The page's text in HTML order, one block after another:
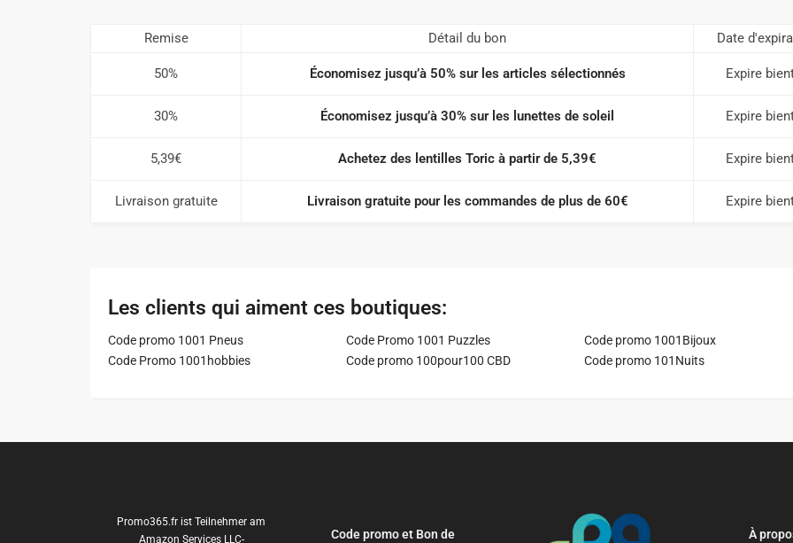
Remise Détail du bon Date
50% Économisez jusqu’à 50% sur les articles sélectionnés Expire
30% Économisez jusqu’à 30% sur les lunettes de soleil Expire
5,39€ Achetez des lentilles Toric à partir de 5,39€ Expire
Livraison gratuite Livraison gratuite pour les commandes de plus de 60€ Expire
Les clients qui aiment ces boutiques:
Code promo 1001 Pneus Code Promo 1001 Puzzles
Code promo 1001Bijoux
Code Promo 1001hobbies
Code promo 100pour100 CBD Code promo 101Nuits
Promo365.fr ist Teilnehmer am
Amazon Services LLC-
Code promo et Bon de À